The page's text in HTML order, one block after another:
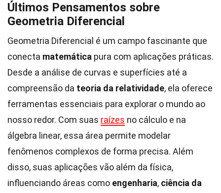
Últimos Pensamentos sobre
Geometria Diferencial
Geometria Diferencial é um campo fascinante que
conecta matemática pura com aplicações práticas.
Desde a análise de curvas e superfícies até a
compreensão da teoria da relatividade, ela oferece
ferramentas essenciais para explorar o mundo ao
nosso redor. Com suas raízes no cálculo e na
álgebra linear, essa área permite modelar
fenômenos complexos de forma precisa. Além
disso, suas aplicações vão além da física,
influenciando áreas como engenharia, ciência da